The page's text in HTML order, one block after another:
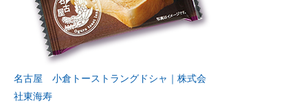
名古屋 小倉トーストラングドシャ｜株式会
社東海寿